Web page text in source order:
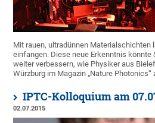
Mit rauen, ultradünnen
einfangen. Diese neue Erkenntnis könnte
weiter verbessern, wie Physiker aus
Würzburg im Magazin „Nature Photonics“
IPTC-Kolloquium am
02.07.2015